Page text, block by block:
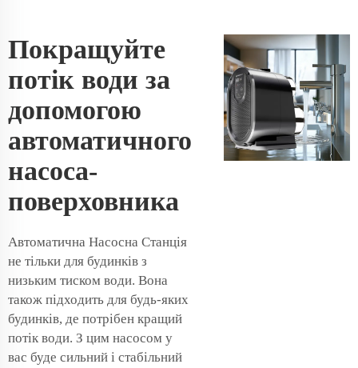
Покращуйте
потік води за
допомогою
автоматичного
насоса-
поверховника
Автоматична Насосна Станція
не тільки для будинків з
низьким тиском води. Вона
також підходить для будь-яких
будинків, де потрібен кращий
потік води. З цим насосом у
вас буде сильний і стабільний